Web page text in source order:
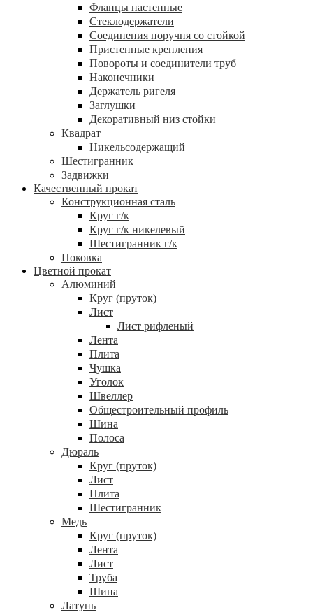
Фланцы настенные
Стеклодержатели
Соединения поручня со стойкой
Пристенные крепления
Повороты и соединители труб
Наконечники
Держатель ригеля
Заглушки
Декоративный низ стойки
Квадрат
Никельсодержащий
Шестигранник
Задвижки
Качественный прокат
Конструкционная сталь
Круг г/к
Круг г/к никелевый
Шестигранник г/к
Поковка
Цветной прокат
Алюминий
Круг (пруток)
Лист
Лист рифленый
Лента
Плита
Чушка
Уголок
Швеллер
Общестроительный профиль
Шина
Полоса
Дюраль
Круг (пруток)
Лист
Плита
Шестигранник
Медь
Круг (пруток)
Лента
Лист
Труба
Шина
Латунь